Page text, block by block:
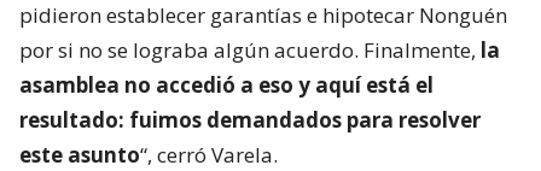
pidieron establecer garantías e hipotecar Nonguén
por si no se lograba algún acuerdo. Finalmente, la
asamblea no accedió a eso y aquí está el
resultado: fuimos demandados para resolver
este asunto“, cerró Varela.